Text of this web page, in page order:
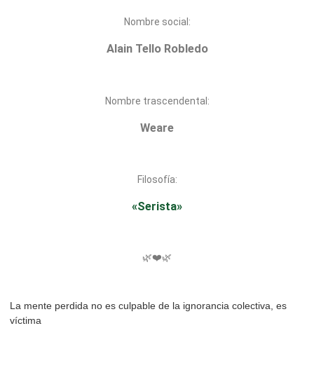
Nombre social:
Alain Tello Robledo
Nombre trascendental:
Weare
Filosofía:
«Serista»
🌿❤️🌿
La mente perdida no es culpable de la ignorancia colectiva, es
víctima